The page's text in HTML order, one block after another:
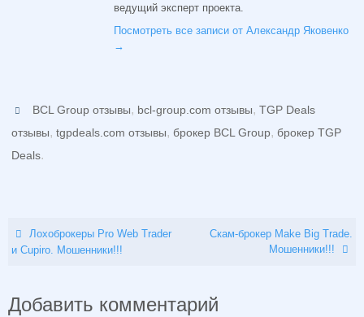
ведущий эксперт проекта.
Посмотреть все записи от Александр Яковенко
→
BCL Group отзывы, bcl-group.com отзывы,TGP Deals
отзывы, tgpdeals.com отзывы, брокер BCL Group, брокер TGP
Deals.
Лохоброкеры Pro Web Trader
и Cupiro. Мошенники!!!
Скам-брокер Make Big Trade.
Мошенники!!!
Добавить комментарий